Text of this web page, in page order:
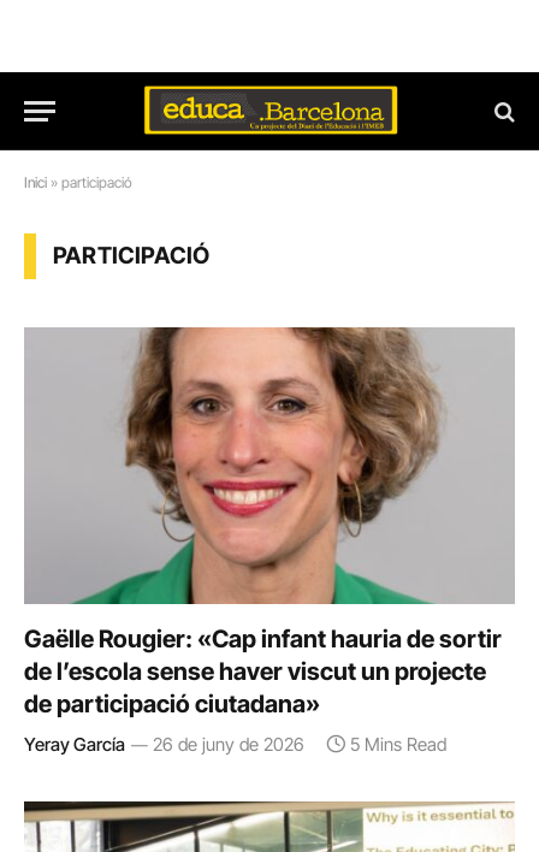
Inici » participació
PARTICIPACIÓ
Gaëlle Rougier: «Cap infant hauria de sortir
de l’escola sense haver viscut un projecte
de participació ciutadana»
Yeray García 26 de juny de 2026 5 Mins Read